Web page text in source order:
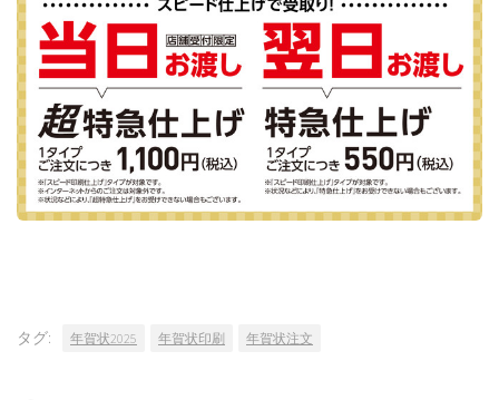
タグ: 年賀状2025 年賀状印刷 年賀状注文